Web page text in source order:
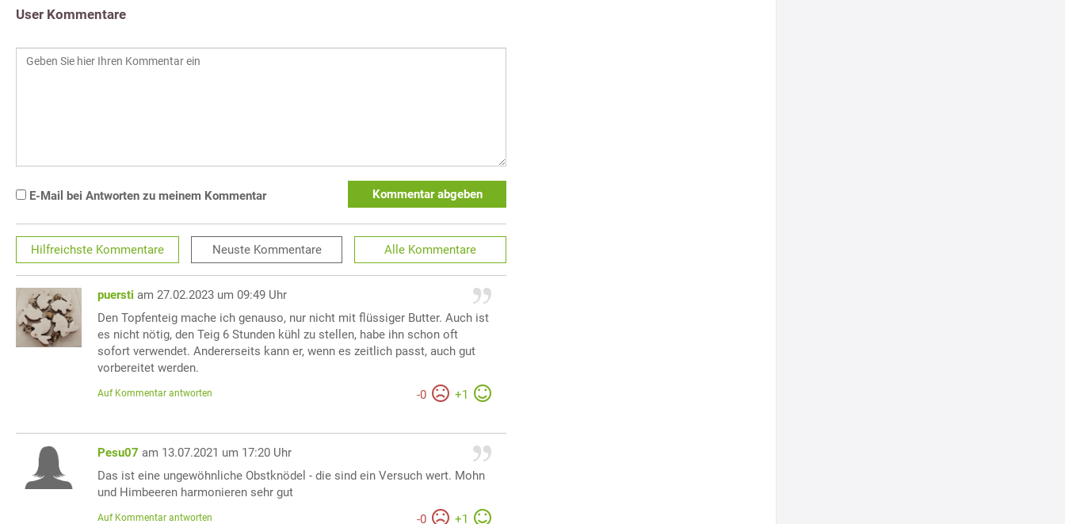
User Kommentare
E-Mail bei Antworten zu meinem Kommentar Kommentar abgeben
Hilfreichste Kommentare Neuste Kommentare Alle Kommentare
puersti am 27.02.2023 um 09:49 Uhr
Den Topfenteig mache ich genauso, nur nicht mit flüssiger Butter. Auch ist
es nicht nötig, den Teig 6 Stunden kühl zu stellen, habe ihn schon oft
sofort verwendet. Andererseits kann er, wenn es zeitlich passt, auch gut
vorbereitet werden.
-0 +1
Auf Kommentar antworten
Pesu07 am 13.07.2021 um 17:20 Uhr
Das ist eine ungewöhnliche Obstknödel - die sind ein Versuch wert. Mohn
und Himbeeren harmonieren sehr gut
-0 +1
Auf Kommentar antworten